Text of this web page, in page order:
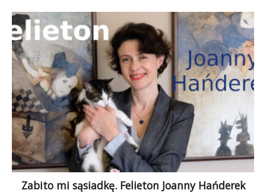
człowiek ma ochotę obudzić się z koszmaru. Ale
nie, to nie koszmar, to nasza rzeczywistość, jak
zawsze skrzeczy i to mocno, tym razem
nagranymi życzeniami pełnymi miłości bliźniego i
teorii spiskowej. Uwaga, politycy atakują w sieci,
tym razem na świąteczną modłę.
Zabito mi sąsiadkę. Felieton Joanny Hańderek